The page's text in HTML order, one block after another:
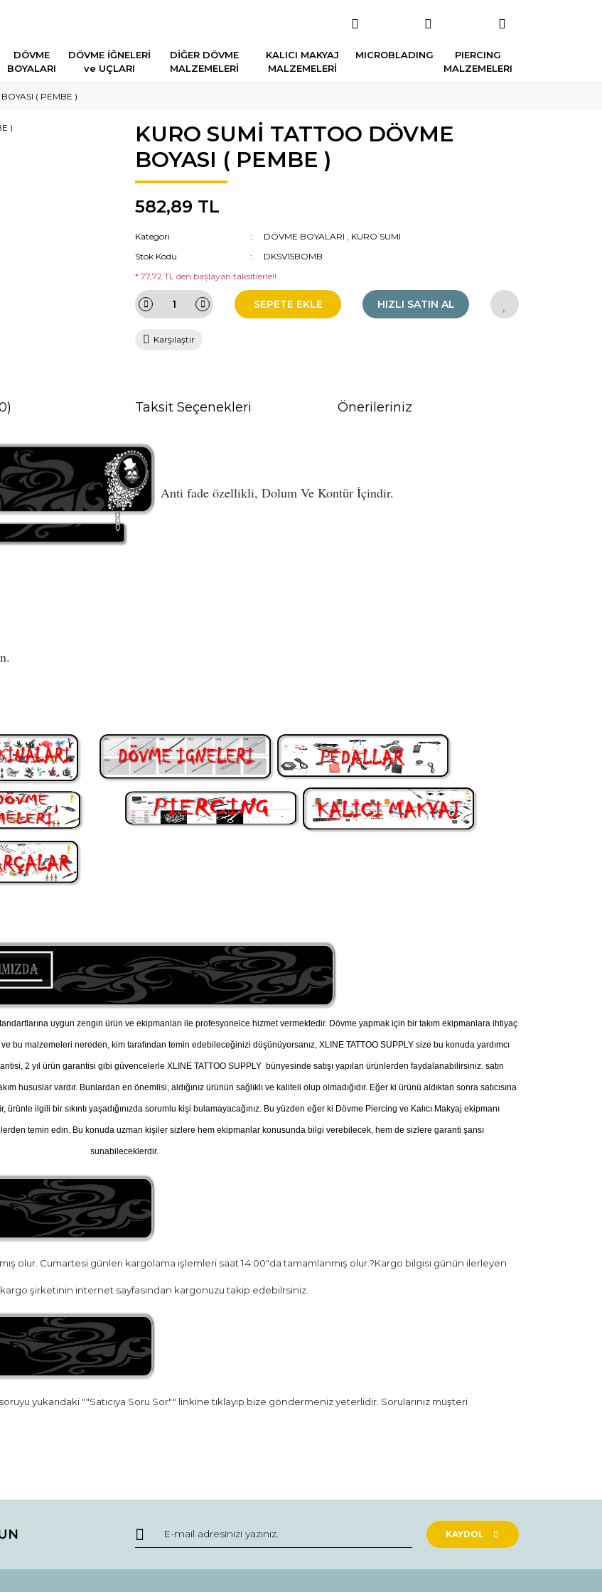
DÖVME
BOYALARI
DÖVME İĞNELERİ
ve UÇLARI
DİĞER DÖVME
MALZEMELERİ
KALICI MAKYAJ
MALZEMELERİ
MICROBLADING
PIERCING
MALZEMELERI
( PEMBE )
KURO SUMİ TATTOO DÖVME
BOYASI ( PEMBE )
582,89 TL
Kategori DÖVME BOYALARI , KURO SUMI
Stok Kodu
DKSV15BOMB
* 77,72 TL den başlayan taksitlerle!!
SEPETE EKLE HIZLI SATIN AL
Karşılaştır
Taksit Seçenekleri Önerileriniz
Anti fade özellikli, Dolum Ve Kontür İçindir.
uygun zengin ürün ve ekipmanları ile profesyonelce hizmet vermektedir. Dövme yapmak için bir takım ekipmanlara ihtiyaç
bu malzemeleri nereden, kim tarafından temin edebileceğinizi düşünüyorsanız, XLINE TATTOO SUPPLY size bu konuda yardımcı
2 yıl ürün garantisi gibi güvencelerle XLINE TATTOO SUPPLY bünyesinde satışı yapılan ürünlerden faydalanabilirsiniz. satın
hususlar vardır. Bunlardan en önemlisi, aldığınız ürünün sağlıklı ve kaliteli olup olmadığıdır. Eğer ki ürünü aldıktan sonra satıcısına
ilgili bir sıkıntı yaşadığınızda sorumlu kişi bulamayacağınız. Bu yüzden eğer ki Dövme Piercing ve Kalıcı Makyaj ekipmanı
temin edin. Bu konuda uzman kişiler sizlere hem ekipmanlar konusunda bilgi verebilecek, hem de sizlere garanti şansı
sunabileceklerdir.
olur. Cumartesi günleri kargolama işlemleri saat 14:00"da tamamlanmış olur.?Kargo bilgisi günün ilerleyen
şirketinin internet sayfasından kargonuzu takip edebilrsiniz.
yukarıdaki ""Satıcıya Soru Sor"" linkine tıklayıp bize göndermeniz yeterlidir. Sorularınız müşteri
Yorum Yaz
KAYDOL